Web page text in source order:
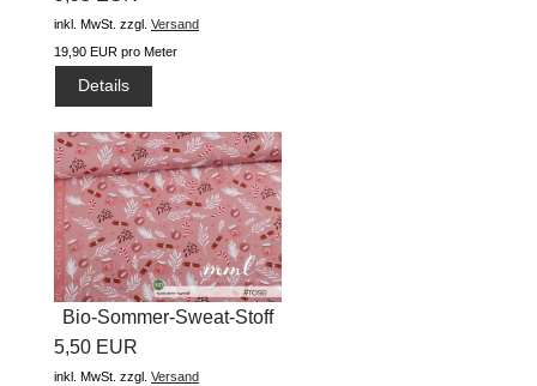
inkl. MwSt. zzgl. Versand
19,90 EUR pro Meter
Details
Bio-Sommer-Sweat-Stoff
5,50 EUR
inkl. MwSt. zzgl. Versand